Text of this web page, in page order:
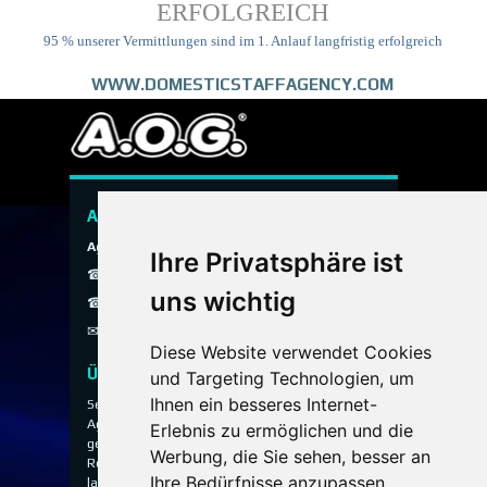
Ihre Privatsphäre ist
uns wichtig
Diese Website verwendet Cookies
und Targeting Technologien, um
Ihnen ein besseres Internet-
Erlebnis zu ermöglichen und die
Werbung, die Sie sehen, besser an
Ihre Bedürfnisse anzupassen.
ERFOLGREICH
95 % unserer Vermittlungen sind im 1. Anlauf langfristig erfolgreich
WWW.DOMESTICSTAFFAGENCY.COM
A.O.G. Hauspersonal Agentur
Agentur ohne Grenzen
☎ 089 / 299 900
☎ 0800 / 40 200 30
✉
Über uns
Seit 1993 vermittelt die A.O.G. Hauspersonal
Agentur ausgewähltes Hauspersonal für
gehobene Privathaushalte, Villen, Anwesen und
Residenzen – diskret, persönlich und mit
langjähriger Erfahrung.